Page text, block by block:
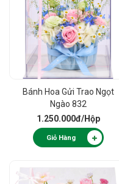
Bánh Hoa Gửi Trao Ngọt
Ngào 832
1.250.000đ/Hộp
Giỏ Hàng